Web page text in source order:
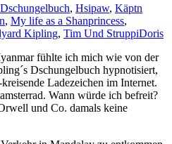
Dschungelbuch, Hsipaw, Käptn
, My life as a Shanprincess,
Kipling, Tim Und StruppiDoris
fühlte ich mich wie von der
Dschungelbuch hypnotisiert,
Ladezeichen im Internet.
Wann würde ich befreit?
und Co. damals keine